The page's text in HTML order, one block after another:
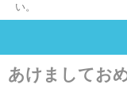
い。
あけましてお